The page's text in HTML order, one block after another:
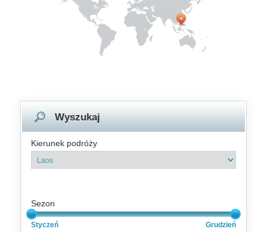
Wyszukaj
Kierunek podróży
Sezon
Styczeń Grudzień